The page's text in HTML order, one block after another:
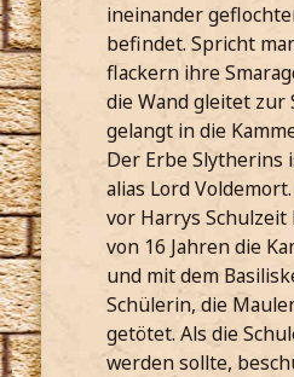
ineinander
befindet. Spricht
flackern ihre
die Wand gleitet zur
gelangt in die
Der Erbe Slytherins
alias Lord
vor Harrys
von 16 Jahren die
und mit dem
Schülerin, die
getötet. Als die
werden sollte,